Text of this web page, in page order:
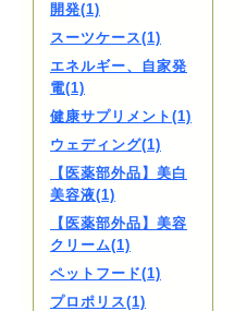
開発(1)
スーツケース(1)
エネルギー、自家発
電(1)
健康サプリメント(1)
ウェディング(1)
【医薬部外品】美白
美容液(1)
【医薬部外品】美容
クリーム(1)
ペットフード(1)
プロポリス(1)